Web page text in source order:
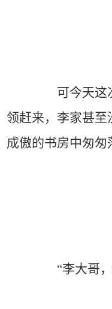
可今天这次不
领赶来，李家甚
成傲的书房中匆匆
“李大哥，您